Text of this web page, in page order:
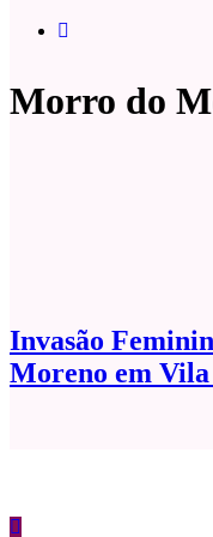
Morro do
Invasão
Moreno em